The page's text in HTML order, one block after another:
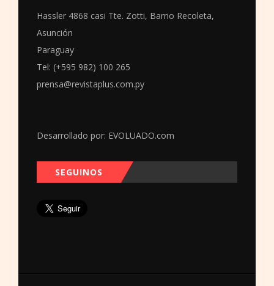
Hassler 4868 casi Tte. Zotti, Barrio Recoleta,
Asunción
Paraguay
Tel: (+595 982) 100 265
prensa@revistaplus.com.py
Desarrollado por: EVOLUADO.com
SEGUINOS